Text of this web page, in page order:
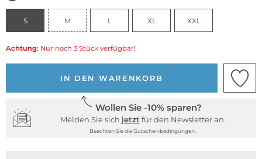
S M L XL XXL
Achtung: Nur noch 3 Stück verfügbar!
IN DEN WARENKORB
Wollen Sie -10% sparen?
Melden Sie sich jetzt für den Newsletter an.
Beachten Sie die Gutscheinbedingungen.